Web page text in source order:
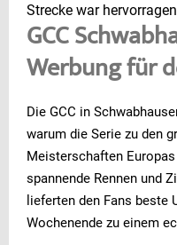
Strecke war
GCC
Werbung für
Die GCC in
warum die Serie zu den
Meisterschaften
spannende Rennen und
lieferten den Fans beste
Wochenende zu einem